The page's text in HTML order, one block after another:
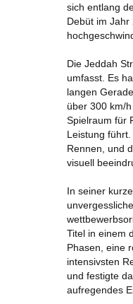
sich entlang
Debüt im
Die Jeddah
umfasst. Es
langen
über 300 km/
Spielraum für
Leistung
Rennen, und
visuell
In seiner
Titel in einem
Phasen, eine
intensivsten
und festigte
aufregendes